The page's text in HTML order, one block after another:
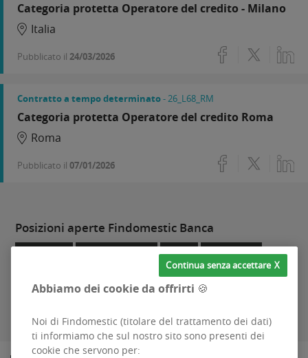
Categoria protetta Operatore del credito - Milano
Italia
Pubblicato il 24/03/2026
Contratto a tempo determinato- 26_L68_RM
Categoria protetta Operatore del credito Roma
Roma
Pubblicato il 07/01/2026
Posizioni aperte Findomestic Banca
Lazio Lombardia
Piemonte Sicilia Toscana Veneto
Abbiamo dei cookie da offrirti 🍪
Noi di Findomestic (titolare del trattamento dei dati)
ti informiamo che sul nostro sito sono presenti dei
cookie che servono per:
Continua senza accettare